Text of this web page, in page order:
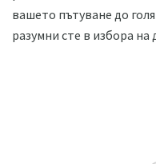
вашето пътуване до
разумни сте в избора на